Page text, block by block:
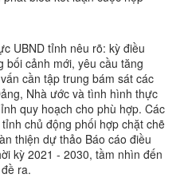
UBND tỉnh nêu rõ: kỳ điều
bối cảnh mới, yêu cầu tăng
cần tập trung bám sát các
Nhà ước và tình hình thực
quy hoạch cho phù hợp. Các
chủ động phối hợp chặt chẽ
thiện dự thảo Báo cáo điều
kỳ 2021 - 2030, tầm nhìn đến
ra.